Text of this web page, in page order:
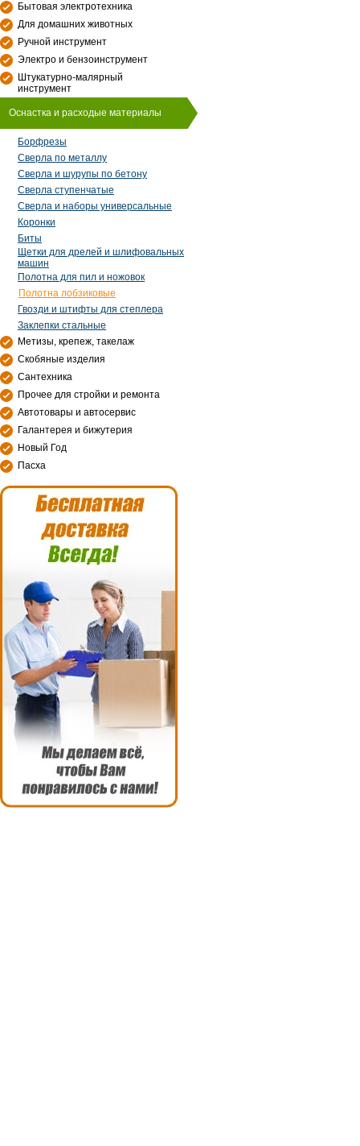
Бытовая электротехника
Для домашних животных
Ручной инструмент
Электро и бензоинструмент
Штукатурно-малярный
инструмент
Оснастка и расходые материалы
Борфрезы
Сверла по металлу
Сверла и шурупы по бетону
Сверла ступенчатые
Сверла и наборы универсальные
Коронки
Биты
Щетки для дрелей и шлифовальных
машин
Полотна для пил и ножовок
Полотна лобзиковые
Гвозди и штифты для степлера
Заклепки стальные
Метизы, крепеж, такелаж
Скобяные изделия
Сантехника
Прочее для стройки и ремонта
Автотовары и автосервис
Галантерея и бижутерия
Новый Год
Пасха